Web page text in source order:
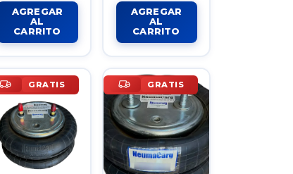
GRATIS GRATIS